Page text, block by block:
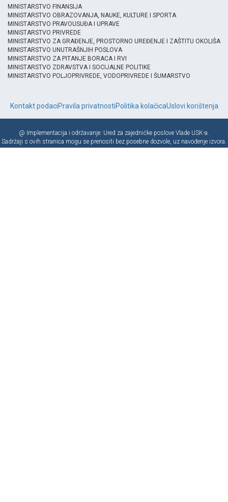
MINISTARSTVO FINANSIJA
MINISTARSTVO OBRAZOVANJA, NAUKE, KULTURE I SPORTA
MINISTARSTVO PRAVOUSUĐA I UPRAVE
MINISTARSTVO PRIVREDE
MINISTARSTVO ZA GRAĐENJE, PROSTORNO UREĐENJE I ZAŠTITU OKOLIŠA
MINISTARSTVO UNUTRAŠNJIH POSLOVA
MINISTARSTVO ZA PITANJE BORACA I RVI
MINISTARSTVO ZDRAVSTVA I SOCIJALNE POLITIKE
MINISTARSTVO POLJOPRIVREDE, VODOPRIVREDE I ŠUMARSTVO
Kontakt podaciPravila privatnostiPolitika kolačicaUslovi korištenja
@ Implementacija i održavanje: Ured za zajedničke poslove Vlade USK-a.
Sadržaji s ovih stranica mogu se prenositi bez posebne dozvole, uz navođenje izvora.